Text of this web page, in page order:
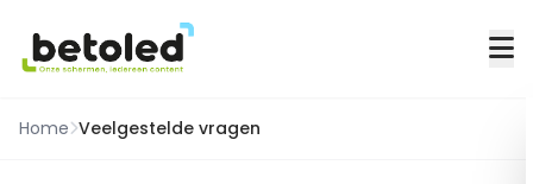
Home Veelgestelde vragen